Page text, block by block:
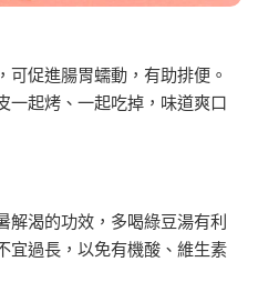
促進腸胃蠕動，有助排便。
一起烤、一起吃掉，味道爽口
渴的功效，多喝綠豆湯有利
宜過長，以免有機酸、維生素